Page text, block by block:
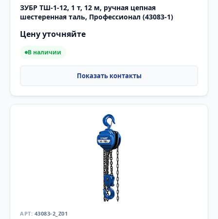
ЗУБР ТШ-1-12, 1 т, 12 м, ручная цепная
шестеренная таль, Профессионал (43083-1)
Цену уточняйте
В наличии
43083-2_Z01